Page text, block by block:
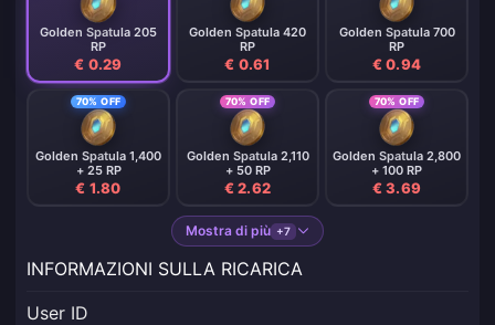
Golden Spatula 205
RP
€ 0.29
Golden Spatula 420
RP
€ 0.61
Golden Spatula 700
RP
€ 0.94
70% OFF
Golden Spatula 1,400
+ 25 RP
€ 1.80
70% OFF
Golden Spatula 2,110
+ 50 RP
€ 2.62
70% OFF
Golden Spatula 2,800
+ 100 RP
€ 3.69
Mostra di più +7
INFORMAZIONI SULLA RICARICA
User ID